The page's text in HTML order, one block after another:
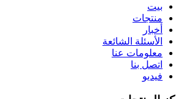
بيت
منتجات
أخبار
الأسئلة الشائعة
معلومات عنا
اتصل بنا
فيديو